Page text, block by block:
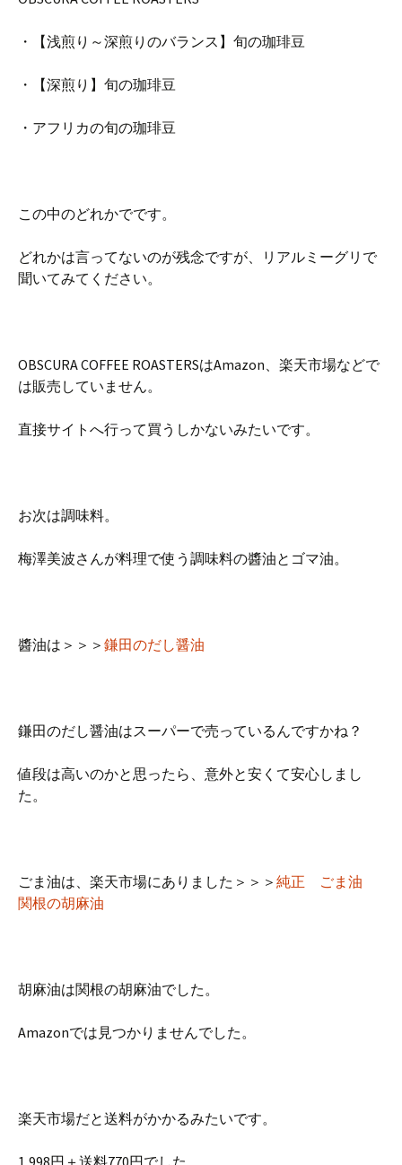
・【浅煎り～深煎りのバランス】旬の珈琲豆
・【深煎り】旬の珈琲豆
・アフリカの旬の珈琲豆
この中のどれかでです。
どれかは言ってないのが残念ですが、リアルミーグリで
聞いてみてください。
OBSCURA COFFEE ROASTERSはAmazon、楽天市場などで
は販売していません。
直接サイトへ行って買うしかないみたいです。
お次は調味料。
梅澤美波さんが料理で使う調味料の醬油とゴマ油。
醬油は＞＞＞ 鎌田のだし醤油
鎌田のだし醤油はスーパーで売っているんですかね？
値段は高いのかと思ったら、意外と安くて安心しまし
た。
ごま油は、楽天市場にありました＞＞＞ 純正 ごま油
関根の胡麻油
胡麻油は関根の胡麻油でした。
Amazonでは見つかりませんでした。
楽天市場だと送料がかかるみたいです。
1,998円＋送料770円でした。